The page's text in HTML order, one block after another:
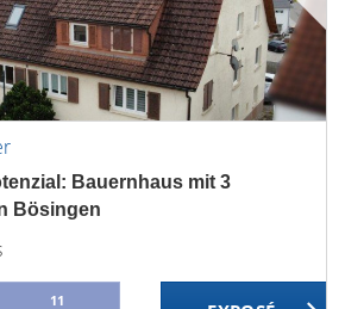
Bauernhaus mit 3
Bösingen
11